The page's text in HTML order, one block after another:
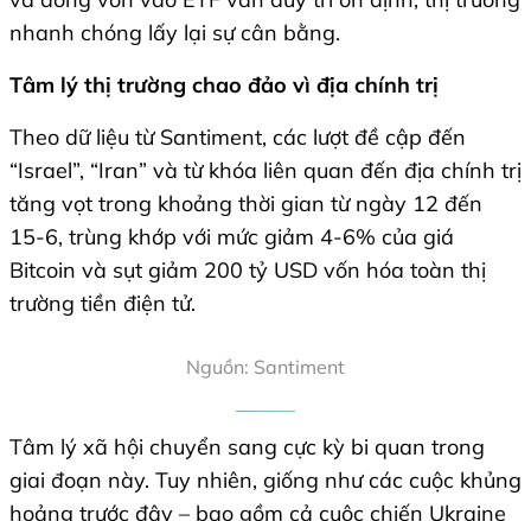
nhanh chóng lấy lại sự cân bằng.
Tâm lý thị trường chao đảo vì địa chính trị
Theo dữ liệu từ Santiment, các lượt đề cập đến
“Israel”, “Iran” và từ khóa liên quan đến địa chính trị
tăng vọt trong khoảng thời gian từ ngày 12 đến
15-6, trùng khớp với mức giảm 4-6% của giá
Bitcoin và sụt giảm 200 tỷ USD vốn hóa toàn thị
trường tiền điện tử.
Nguồn: Santiment
Tâm lý xã hội chuyển sang cực kỳ bi quan trong
giai đoạn này. Tuy nhiên, giống như các cuộc khủng
hoảng trước đây – bao gồm cả cuộc chiến Ukraine